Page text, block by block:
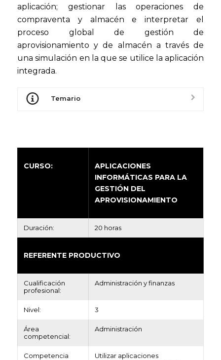
aplicación; gestionar las operaciones de
compraventa y almacén e interpretar el
proceso global de gestión de
aprovisionamiento y de almacén a través de
una simulación en la que se utilice la aplicación
integrada.
Temario
CURSO:
APLICACIONES
INFORMÁTICAS PARA LA
GESTIÓN DEL
APROVISIONAMIENTO
Duración: 20 horas
REFERENTE PRODUCTIVO
Cualificación
profesional:
Administración y finanzas
Nivel: 3
Área
competencial:
Administración
Competencia
Utilizar aplicaciones